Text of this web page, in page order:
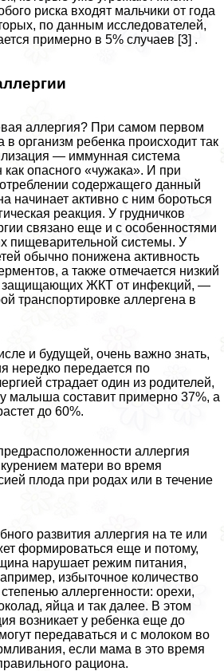
риска входят мальчики от года
по данным исследователей,
примерно в 5% случаев [3] .
аллергия? При самом первом
в организм ребенка происходит так
— иммунная система
как опасного «чужака». И при
содержащего данный
начинает активно с ним бороться
реакция. У грудничков
связано еще и с особенностями
пищеварительной системы. У
обычно понижена активность
а также отмечается низкий
защищающих ЖКТ от инфекций, —
трaнcпортировке аллергена в
и будущей, очень важно знать,
нередко передается по
страдает один из родителей,
малыша составит примерно 37%, а
до 60%.
аллергия
матери во время
плода при родах или в течение
развития аллергия на те или
формироваться еще и потому,
нарушает режим питания,
избыточное количество
аллергенности: орехи,
яйца и так далее. В этом
возникает у ребенка еще до
передаваться и с молоком во
если мама в это время
рациона.